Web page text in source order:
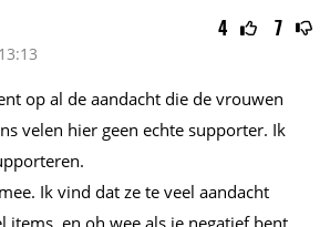
4 7
op al de aandacht die de vrouwen
velen hier geen echte supporter. Ik
Ik vind dat ze te veel aandacht
items, en oh wee als je negatief bent.